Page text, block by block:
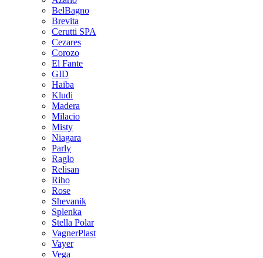
BelBagno
Brevita
Cerutti SPA
Cezares
Corozo
El Fante
GID
Haiba
Kludi
Madera
Milacio
Misty
Niagara
Parly
Raglo
Relisan
Riho
Rose
Shevanik
Splenka
Stella Polar
VagnerPlast
Vayer
Vega